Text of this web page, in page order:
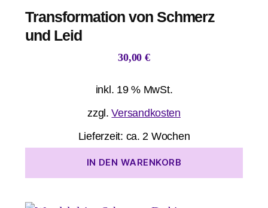
Transformation von Schmerz
und Leid
30,00 €
inkl. 19 % MwSt.
zzgl.Versandkosten
Lieferzeit: ca. 2 Wochen
IN DEN WARENKORB